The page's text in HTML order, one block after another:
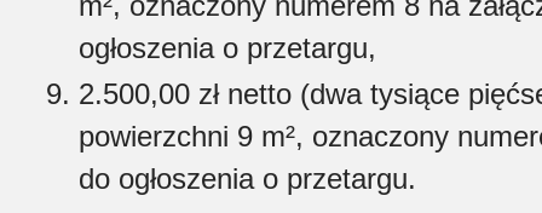
ogłoszenia o przetargu,
2.500,00 zł netto (dwa tysiące
powierzchni 9 m², oznaczony
do ogłoszenia o przetargu.